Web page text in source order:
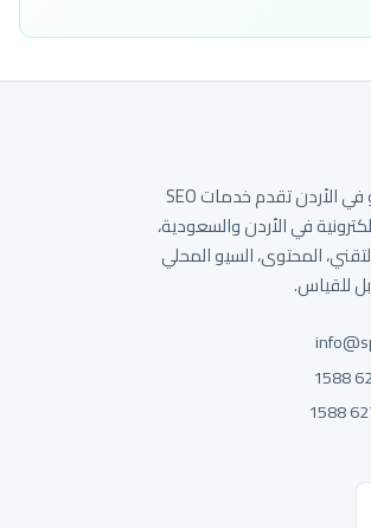
سبايدرلاب شركة سيو في الأردن تقدم خدمات SEO
في الأردن والسعودية،
المحتوى، السيو المحلي
للقياس.